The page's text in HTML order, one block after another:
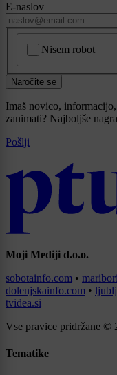
E-naslov
Nisem robot
Naročite se
Imaš novico,
zanimati? Najboljše
Pošlji
Moji Mediji d.o.o.
sobotainfo.com •
dolenjskainfo.com •
tvidea.si
Vse pravice pridržane ©
Tematike